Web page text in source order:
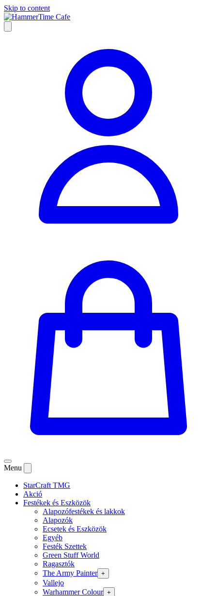
Skip to content
Menu
StarCraft TMG
Akció
Festékek és Eszközök
Alapozófestékek és lakkok
Alapozók
Ecsetek és Eszközök
Egyéb
Festék Szettek
Green Stuff World
Ragasztók
The Army Painter +
Vallejo
Warhammer Colour +